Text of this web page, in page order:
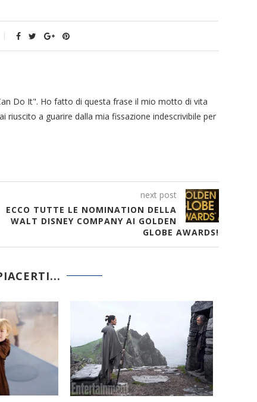
Do It". Ho fatto di questa frase il mio motto di vita
a guarire dalla mia fissazione indescrivibile per
next post
ECCO TUTTE LE NOMINATION DELLA
WALT DISNEY COMPANY AI GOLDEN
GLOBE AWARDS!